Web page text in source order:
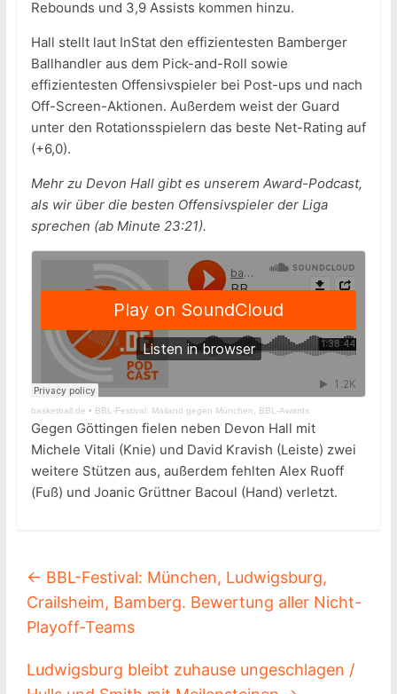
Rebounds und 3,9 Assists kommen hinzu.
Hall stellt laut InStat den effizientesten Bamberger
Ballhandler aus dem Pick-and-Roll sowie
effizientesten Offensivspieler bei Post-ups und nach
Off-Screen-Aktionen. Außerdem weist der Guard
unter den Rotationsspielern das beste Net-Rating auf
(+6,0).
Mehr zu Devon Hall gibt es unserem Award-Podcast,
als wir über die besten Offensivspieler der Liga
sprechen (ab Minute 23:21).
basketball.de • BBL-Festival: Mailand gegen München, BBL-Awards
Gegen Göttingen fielen neben Devon Hall mit
Michele Vitali (Knie) und David Kravish (Leiste) zwei
weitere Stützen aus, außerdem fehlten Alex Ruoff
(Fuß) und Joanic Grüttner Bacoul (Hand) verletzt.
← BBL-Festival: München, Ludwigsburg,
Crailsheim, Bamberg. Bewertung aller Nicht-
Playoff-Teams
Ludwigsburg bleibt zuhause ungeschlagen /